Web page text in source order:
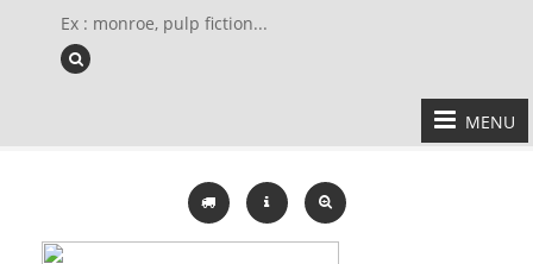
Ex : monroe, pulp fiction...
MENU